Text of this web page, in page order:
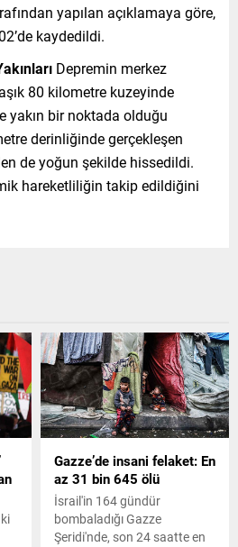
yapılan açıklamaya göre,
kaydedildi.
Depremin merkez
80 kilometre kuzeyinde
yakın bir noktada olduğu
derinliğinde gerçekleşen
de yoğun şekilde hissedildi.
hareketliliğin takip edildiğini
Gazze’de insani felaket: En
az 31 bin 645 ölü
İsrail'in 164 gündür
bombaladığı Gazze
Şeridi'nde, son 24 saatte en